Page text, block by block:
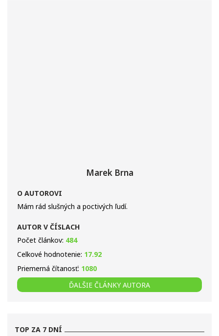
Marek Brna
O AUTOROVI
Mám rád slušných a poctivých ľudí.
AUTOR V ČÍSLACH
Počet článkov: 484
Celkové hodnotenie: 17.92
Priemerná čítanosť: 1080
ĎALŠIE ČLÁNKY AUTORA
TOP ZA 7 DNÍ